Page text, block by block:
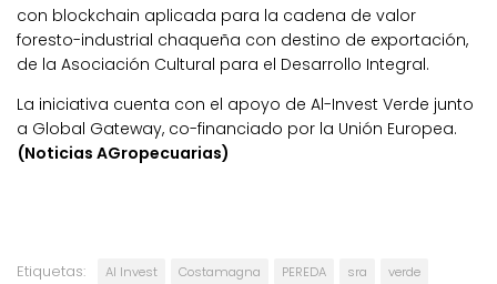
con blockchain aplicada para la cadena de valor
foresto-industrial chaqueña con destino de exportación,
de la Asociación Cultural para el Desarrollo Integral.
La iniciativa cuenta con el apoyo de Al-Invest Verde junto
a Global Gateway, co-financiado por la Unión Europea.
(Noticias AGropecuarias)
Etiquetas: Al Invest Costamagna PEREDA sra verde